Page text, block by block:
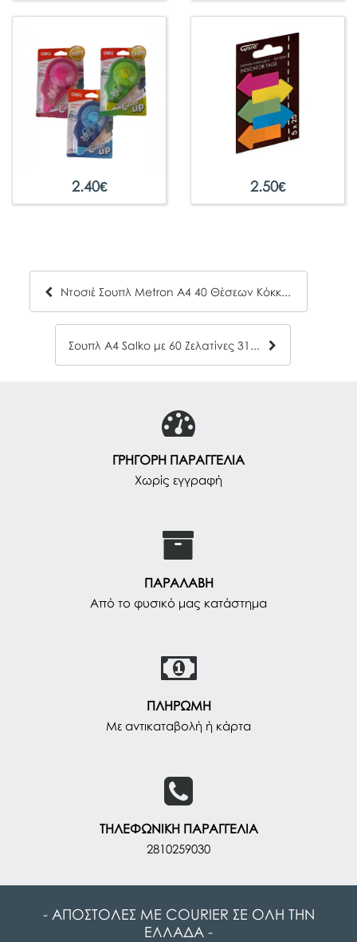
2.40€ 2.50€
Ντοσιέ Σουπλ Metron A4 40 Θέσεων Κόκκινο
Σουπλ Α4 Salko με 60 Ζελατίνες 3186
ΓΡΗΓΟΡΗ ΠΑΡΑΓΓΕΛΙΑ
Χωρίς εγγραφή
ΠΑΡΑΛΑΒΗ
Από το φυσικό μας κατάστημα
ΠΛΗΡΩΜΗ
Με αντικαταβολή ή κάρτα
ΤΗΛΕΦΩΝΙΚΗ ΠΑΡΑΓΓΕΛΙΑ
2810259030
- ΑΠΟΣΤΟΛΕΣ ΜΕ COURIER ΣΕ ΟΛΗ ΤΗΝ
ΕΛΛΑΔΑ -